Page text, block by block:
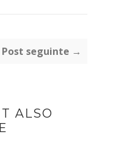
Post seguinte →
ALSO